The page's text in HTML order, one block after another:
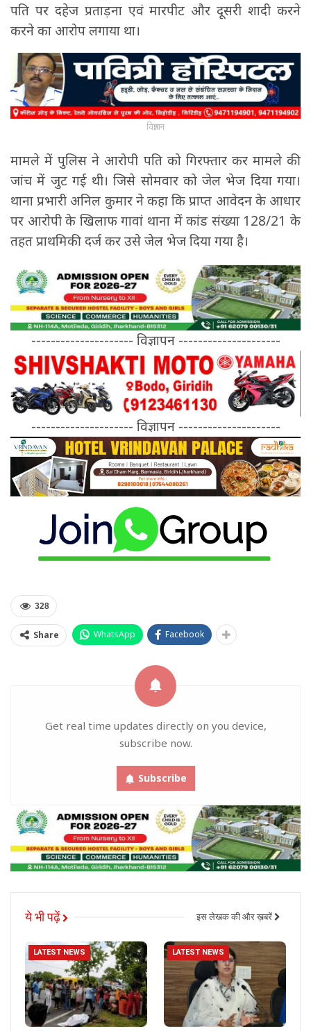
पति पर दहेज प्रताड़ना एवं मारपीट और दूसरी शादी करने
करने का आरोप लगाया था।
विज्ञापन
मामले में पुलिस ने आरोपी पति को गिरफ्तार कर मामले की
जांच में जुट गई थी। जिसे सोमवार को जेल भेज दिया गया।
थाना प्रभारी अनिल कुमार ने कहा कि प्राप्त आवेदन के आधार
पर आरोपी के खिलाफ गावां थाना में कांड संख्या 128/21 के
तहत प्राथमिकी दर्ज कर उसे जेल भेज दिया गया है।
--------------------- विज्ञापन ---------------------
--------------------- विज्ञापन ---------------------
328
Share WhatsApp Facebook
Get real time updates directly on you device,
subscribe now.
Subscribe
ये भी पढ़ें इस लेखक की और ख़बरें
LATEST NEWS LATEST NEWS